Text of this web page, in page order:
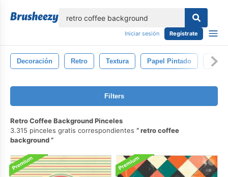
Iniciar sesión Regístrate
Decoración Retro Textura Papel Pintado
Filters
Retro Coffee Background Pinceles
3.315 pinceles gratis correspondientes
retro coffee
background